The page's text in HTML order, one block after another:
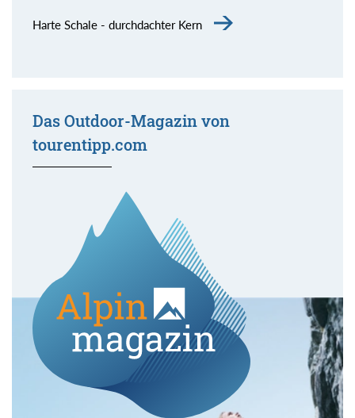
Harte Schale - durchdachter Kern
Das Outdoor-Magazin von
tourentipp.com